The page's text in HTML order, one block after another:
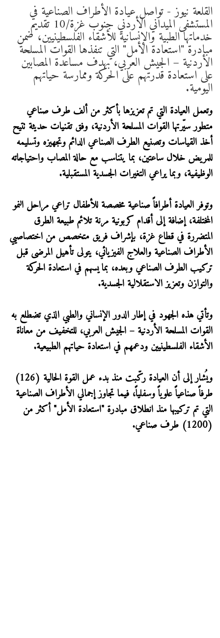
القلعة نيوز - تواصل عيادة الأطراف الصناعية في
المستشفى الميداني الأردني جنوب غزة/10 تقديم
خدماتها الطبية والإنسانية للأشقاء الفلسطينيين، ضمن
مبادرة "استعادة الأمل" التي تنفذها القوات المسلحة
الأردنية – الجيش العربي، بهدف مساعدة المصابين
على استعادة قدرتهم على الحركة وممارسة حياتهم
اليومية.
وتعمل العيادة التي تم تعزيزها بأكثر من ألف طرف صناعي
متطور سيّرتها القوات المسلحة الأردنية، وفق تقنيات حديثة تتيح
أخذ القياسات وتصنيع الطرف الصناعي الدائم وتجهيزه وتسليمه
للمريض خلال ساعتين، بما يتناسب مع حالة المصاب واحتياجاته
الوظيفية، وبما يراعي التغيرات الجسدية المستقبلية.
وتوفر العيادة أطرافاً صناعية مخصصة للأطفال تراعي مراحل النمو
المختلفة، إضافة إلى أقدام كربونية مرنة تلائم طبيعة الطرق
المتضررة في قطاع غزة، بإشراف فريق متخصص من اختصاصيي
الأطراف الصناعية والعلاج الفيزيائي، يتولى تأهيل المرضى قبل
تركيب الطرف الصناعي وبعده، بما يسهم في استعادة الحركة
والتوازن وتعزيز الاستقلالية الجسدية.
وتأتي هذه الجهود في إطار الدور الإنساني والطبي الذي تضطلع به
القوات المسلحة الأردنية – الجيش العربي، للتخفيف من معاناة
الأشقاء الفلسطينيين ودعمهم في استعادة حياتهم الطبيعية.
ويُشار إلى أن العيادة ركّبت منذ بدء عمل القوة الحالية (126)
طرفاً صناعياً علوياً وسفلياً، فيما تجاوز إجمالي الأطراف الصناعية
التي تم تركيبها منذ انطلاق مبادرة "استعادة الأمل" أكثر من
(1200) طرف صناعي.